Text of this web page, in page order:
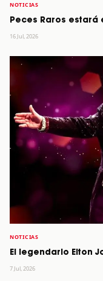
NOTICIAS
Peces Raros estará
16 Jul, 2026
NOTICIAS
El legendario Elton
7 Jul, 2026